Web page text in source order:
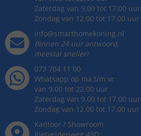
Zaterdag van 9.00 tot 17.00 uur
Zondag van 12.00 tot 17.00 uur
info@smarthomekoning.nl
Binnen 24 uur antwoord,
meestal sneller!
073 704 11 00
Whatsapp op ma t/m vr
van 9.00 tot 22.00 uur
Zaterdag van 9.00 tot 17.00 uur
Zondag van 12.00 tot 17.00 uur
Kantoor / Showroom